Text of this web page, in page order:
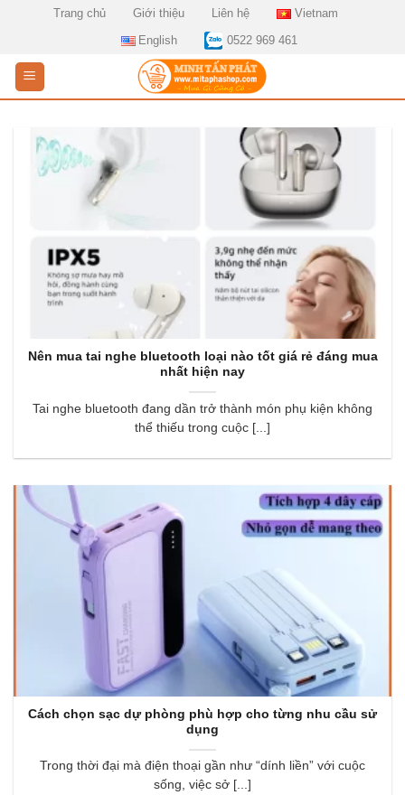
Trang chủ Giới thiệu Liên hệ
Vietnam
English
0522 969 461
Nên mua tai nghe bluetooth loại nào tốt giá rẻ đáng mua
nhất hiện nay
Tai nghe bluetooth đang dần trở thành món phụ kiện không
thể thiếu trong cuộc [...]
Cách chọn sạc dự phòng phù hợp cho từng nhu cầu sử
dụng
Trong thời đại mà điện thoại gần như “dính liền” với cuộc
sống, việc sở [...]